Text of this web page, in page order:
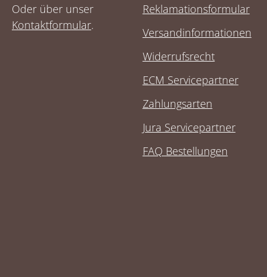
Oder über unser
Kontaktformular.
Reklamationsformular
Versandinformationen
Widerrufsrecht
ECM Servicepartner
Zahlungsarten
Jura Servicepartner
FAQ Bestellungen